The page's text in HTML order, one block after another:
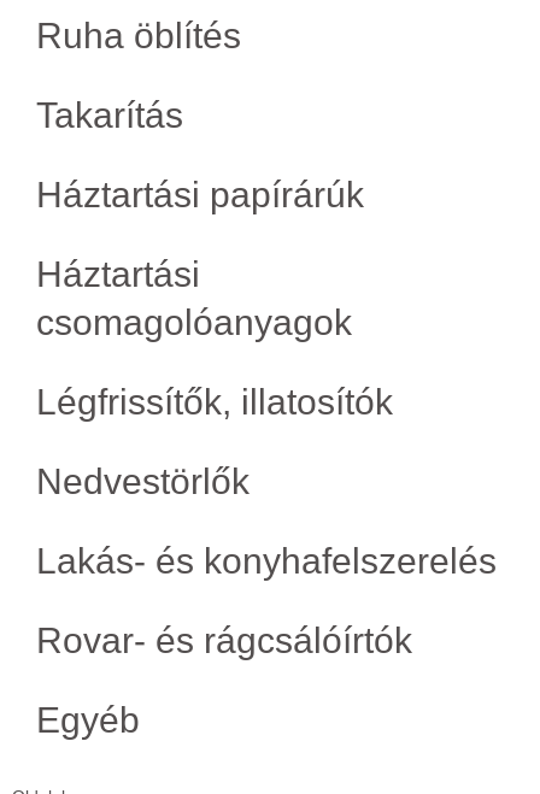
Ruha öblítés
Takarítás
Háztartási papírárúk
Háztartási
csomagolóanyagok
Légfrissítők, illatosítók
Nedvestörlők
Lakás- és konyhafelszerelés
Rovar- és rágcsálóírtók
Egyéb